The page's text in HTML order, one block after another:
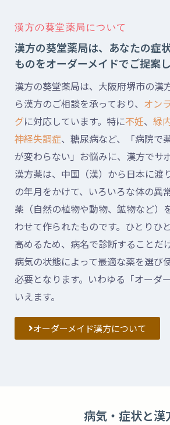
漢方の葵堂薬局について
漢方の葵堂薬局は、あなたの症
ものをオーダーメイドでご提案し
漢方の葵堂薬局は、大阪府堺市の漢
ら漢方のご相談を承っており、 オン
グに対応しています。特に不妊、 緑
神経失調症、糖尿病など、「病院で
が変わらない」お悩みに、漢方でサ
漢方薬は、中国（漢）から日本に渡
の年月をかけて、いろいろな体の異
薬（自然の植物や動物、鉱物など）
わせて作られたものです。ひとりひ
高めるため、病名で診断することだ
病気の状態によって最適な薬を選び
必要となります。いわゆる「オーダ
いえます。
オーダーメイド漢方について
病気・症状と漢